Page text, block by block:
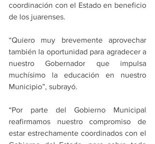
coordinación con el Estado en beneficio
de los juarenses.
“Quiero muy brevemente aprovechar
también la oportunidad para agradecer a
nuestro Gobernador que impulsa
muchísimo la educación en nuestro
Municipio”, subrayó.
“Por parte del Gobierno Municipal
reafirmamos nuestro compromiso de
estar estrechamente coordinados con el